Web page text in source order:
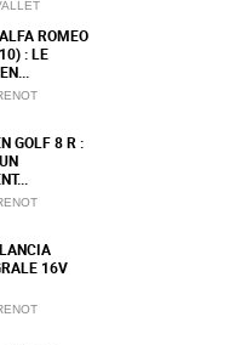
ROMEO
: LE
GOLF 8 R :
16V